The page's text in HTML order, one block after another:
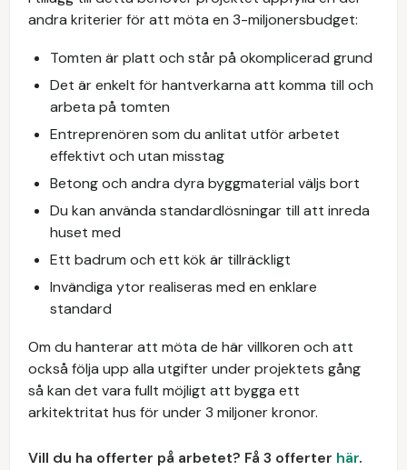
andra kriterier för att möta en 3-miljonersbudget:
Tomten är platt och står på okomplicerad grund
Det är enkelt för hantverkarna att komma till och
arbeta på tomten
Entreprenören som du anlitat utför arbetet
effektivt och utan misstag
Betong och andra dyra byggmaterial väljs bort
Du kan använda standardlösningar till att inreda
huset med
Ett badrum och ett kök är tillräckligt
Invändiga ytor realiseras med en enklare
standard
Om du hanterar att möta de här villkoren och att
också följa upp alla utgifter under projektets gång
så kan det vara fullt möjligt att bygga ett
arkitektritat hus för under 3 miljoner kronor.
Vill du ha offerter på arbetet? Få 3 offerter här.